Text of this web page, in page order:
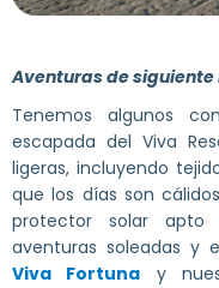
Aventuras de siguiente
Tenemos algunos
escapada del Viva
ligeras, incluyendo
que los días son
protector solar apto
aventuras soleadas y
Viva Fortuna y